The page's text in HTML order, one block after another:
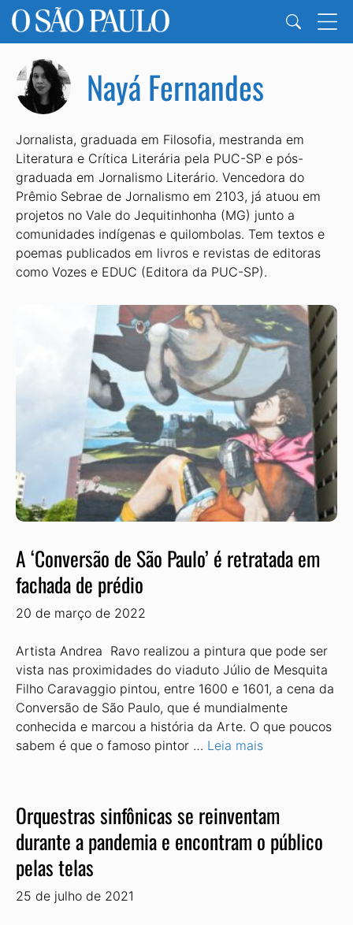
Nayá Fernandes
Jornalista, graduada em Filosofia, mestranda em
Literatura e Crítica Literária pela PUC-SP e pós-
graduada em Jornalismo Literário. Vencedora do
Prêmio Sebrae de Jornalismo em 2103, já atuou em
projetos no Vale do Jequitinhonha (MG) junto a
comunidades indígenas e quilombolas. Tem textos e
poemas publicados em livros e revistas de editoras
como Vozes e EDUC (Editora da PUC-SP).
A ‘Conversão de São Paulo’ é retratada em
fachada de prédio
20 de março de 2022
Artista Andrea Ravo realizou a pintura que pode ser
vista nas proximidades do viaduto Júlio de Mesquita
Filho Caravaggio pintou, entre 1600 e 1601, a cena da
Conversão de São Paulo, que é mundialmente
conhecida e marcou a história da Arte. O que poucos
sabem é que o famoso pintor … Leia mais
Orquestras sinfônicas se reinventam
durante a pandemia e encontram o público
pelas telas
25 de julho de 2021